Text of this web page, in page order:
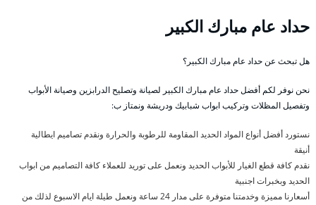
حداد عام مبارك الكبير
هل تبحث عن حداد عام مبارك الكبير؟
نحن نوفر لكم أفضل حداد عام مبارك الكبير لصيانة وتصليح الدرابزين وصيانة الأبواب
وتفصيل المظلات وتركيب ابواب شبابيك ودريشة ونمتاز ب:
نستورد أفضل أنواع المواد الحديد المقاومة للرطوبة والحرارة ونقدم تصاميم ايطالية
أنيقة
نقدم كافة قطع الغيار للأبواب الحديد ونعمل على توريد للعملاء كافة التصاميم من ابواب
الحديد وبخبرات اجنبية
أسعارنا مميزة وخدمتنا متوفرة على مدار 24 ساعة ونعمل طيلة ايام الاسبوع لذلك من